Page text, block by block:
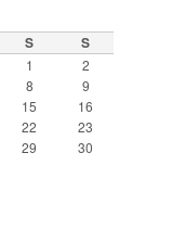
S S
1
2
8
9
15
16
22
23
29
30